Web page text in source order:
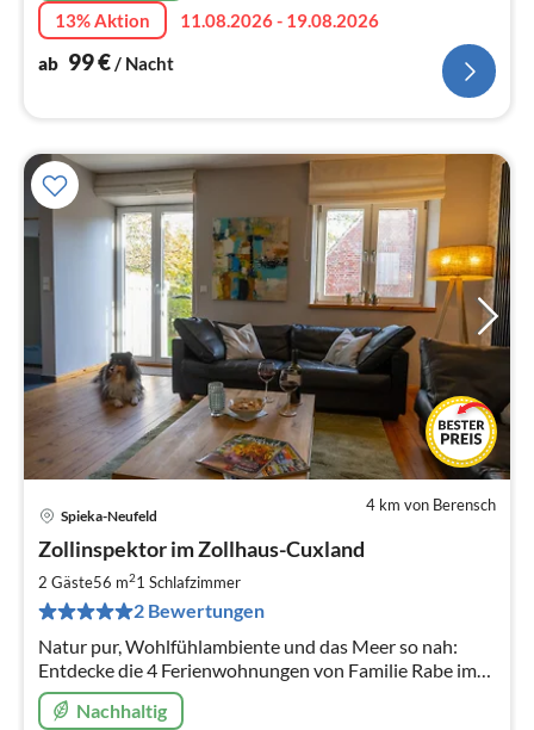
13% Aktion
11.08.2026 - 19.08.2026
ab 99€/ Nacht
4 km von Berensch
Spieka-Neufeld
Zollinspektor im Zollhaus-Cuxland
2 Gäste56 m21 Schlafzimmer
2 Bewertungen
Natur pur, Wohlfühlambiente und das Meer so nah:
Entdecke die 4 Ferienwohnungen von Familie Rabe im
historischen Zollhaus für deinen Urlaub an der Wurster
Nordseeküste.
Nachhaltig